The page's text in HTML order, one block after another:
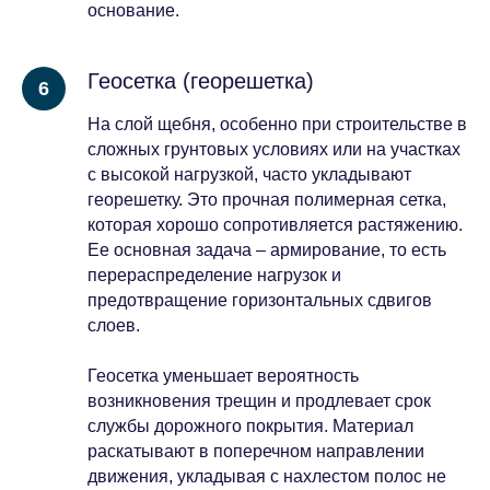
основание.
Геосетка (георешетка)
На слой щебня, особенно при строительстве в
сложных грунтовых условиях или на участках
с высокой нагрузкой, часто укладывают
георешетку. Это прочная полимерная сетка,
которая хорошо сопротивляется растяжению.
Ее основная задача – армирование, то есть
перераспределение нагрузок и
предотвращение горизонтальных сдвигов
слоев.
Геосетка уменьшает вероятность
возникновения трещин и продлевает срок
службы дорожного покрытия. Материал
раскатывают в поперечном направлении
движения, укладывая с нахлестом полос не